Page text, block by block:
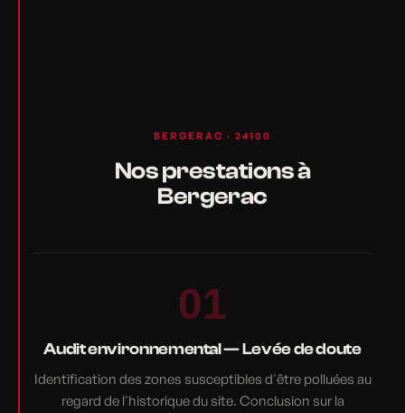
BERGERAC · 24100
Nos prestations à
Bergerac
01
Audit environnemental — Levée de doute
Identification des zones susceptibles d'être polluées au
regard de l'historique du site. Conclusion sur la